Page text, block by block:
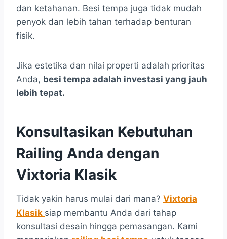
dan ketahanan. Besi tempa juga tidak mudah
penyok dan lebih tahan terhadap benturan
fisik.
Jika estetika dan nilai properti adalah prioritas
Anda, besi tempa adalah investasi yang jauh
lebih tepat.
Konsultasikan Kebutuhan
Railing Anda dengan
Vixtoria Klasik
Tidak yakin harus mulai dari mana? Vixtoria
Klasik siap membantu Anda dari tahap
konsultasi desain hingga pemasangan. Kami